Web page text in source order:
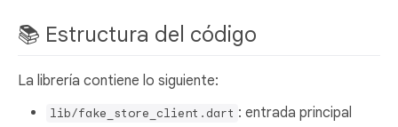
📚 Estructura del código
La librería contiene lo siguiente:
lib/fake_store_client.dart : entrada principal